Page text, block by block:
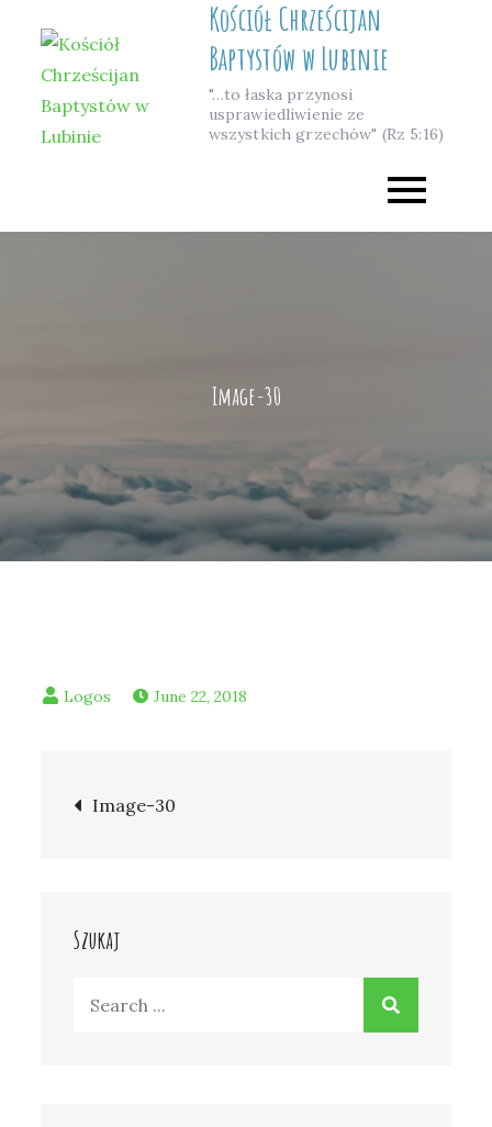
content
Kościół Chrześcijan
Baptystów w Lubinie
"…to łaska przynosi
usprawiedliwienie ze
wszystkich grzechów" (Rz 5:16)
Image-30
June 22, 2018
Post
Image-30
Szukaj